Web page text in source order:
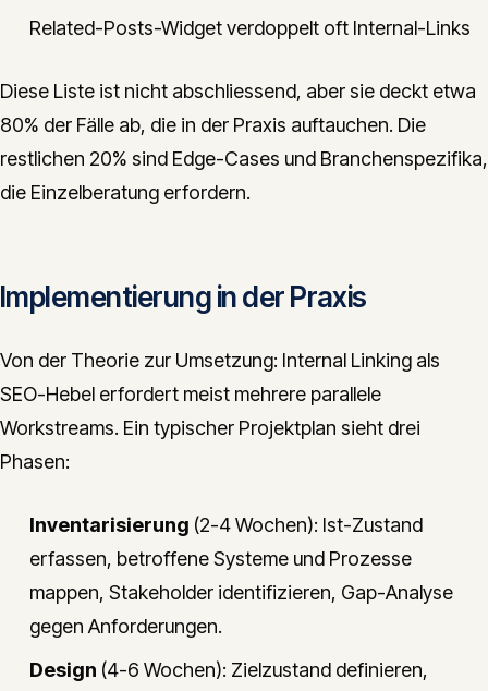
Related-Posts-Widget verdoppelt oft Internal-Links
Diese Liste ist nicht abschliessend, aber sie deckt etwa
80% der Fälle ab, die in der Praxis auftauchen. Die
restlichen 20% sind Edge-Cases und Branchenspezifika,
die Einzelberatung erfordern.
Implementierung in der Praxis
Von der Theorie zur Umsetzung: Internal Linking als
SEO-Hebel erfordert meist mehrere parallele
Workstreams. Ein typischer Projektplan sieht drei
Phasen:
Inventarisierung (2-4 Wochen): Ist-Zustand
erfassen, betroffene Systeme und Prozesse
mappen, Stakeholder identifizieren, Gap-Analyse
gegen Anforderungen.
Design (4-6 Wochen): Zielzustand definieren,